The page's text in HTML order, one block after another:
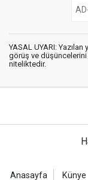
YASAL UYARI:
görüş ve düşüncelerini
niteliktedir.
Anasayfa Künye